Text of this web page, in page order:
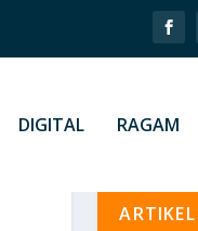
DIGITAL RAGAM